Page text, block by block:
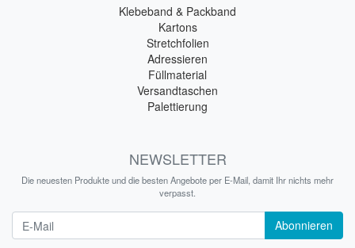
Klebeband & Packband
Kartons
Stretchfolien
Adressieren
Füllmaterial
Versandtaschen
Palettierung
NEWSLETTER
Die neuesten Produkte und die besten Angebote per E-Mail, damit Ihr nichts mehr
verpasst.
Abonnieren